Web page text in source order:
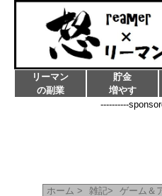
リーマン
の副業
貯金
増やす
----------
ホーム > 雑記> ゲーム＆